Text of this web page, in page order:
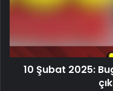
ne
günün
öne
çıkan10 Şubat 2025: